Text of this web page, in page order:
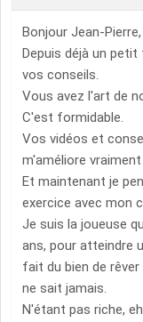
Bonjour Jean-Pierre,
Depuis déjà un
vos conseils.
Vous avez l'art de
C'est formidable.
Vos vidéos et
m'améliore
Et maintenant je
exercice avec mon
Je suis la joueuse
ans, pour atteindre
fait du bien de
ne sait jamais.
N'étant pas riche,